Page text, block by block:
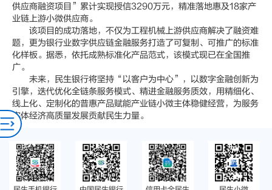
供应商融资项目”累计实现授信3290万元，精准落地惠及18家产
业链上游小微供应商。
该项目的成功落地，不仅为工程机械上游供应商解决了融资难
题，更为银行业数字供应链金融服务打造了可复制、可推广的标准
化样板。据悉，依托成熟标准化产品范式，该模式现已在全国推
广。
未来，民生银行将坚持“以客户为中心”，以数字金融创新为
引擎，迭代优化全链条服务模式、精进金融服务质效，用精细化、
线上化、定制化的普惠产品赋能产业链小微主体稳健经营，为服务
实体经济高质量发展贡献民生力量。